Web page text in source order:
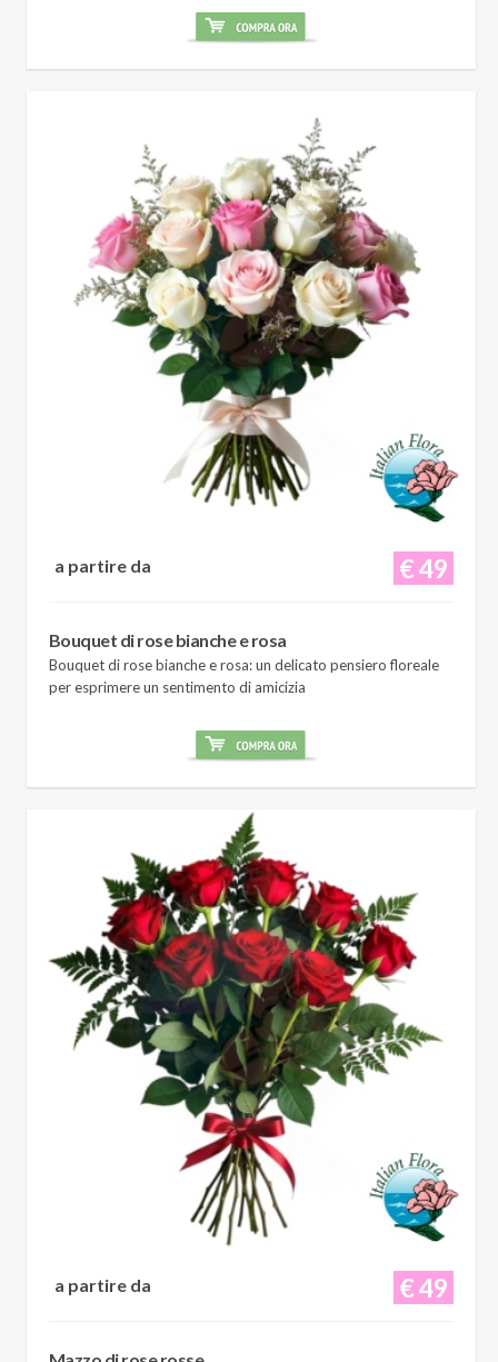
€ 49
a partire da
Bouquet di rose bianche e rosa
Bouquet di rose bianche e rosa: un delicato pensiero floreale
per esprimere un sentimento di amicizia
€ 49
a partire da